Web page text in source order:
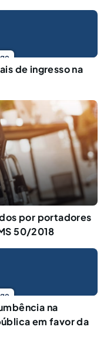
de ingresso na
por portadores
50/2018
na
em favor da